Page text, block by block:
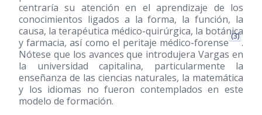
centraría su atención en el aprendizaje de los
conocimientos ligados a la forma, la función, la
causa, la terapéutica médico-quirúrgica, la botánica
y farmacia, así como el peritaje médico-forense
(3)
.
Nótese que los avances que introdujera Vargas en
la universidad capitalina, particularmente la
enseñanza de las ciencias naturales, la matemática
y los idiomas no fueron contemplados en este
modelo de formación.